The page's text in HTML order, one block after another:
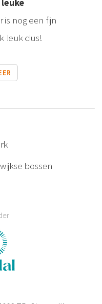
leuke
is nog een fijn
leuk dus!
bossen